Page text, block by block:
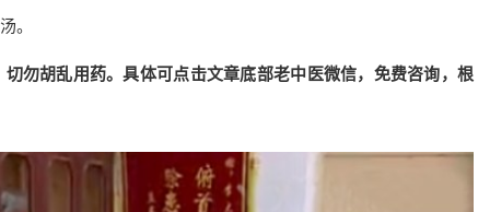
。
勿胡乱用药。具体可点击文章底部老中医微信，免费咨询，根